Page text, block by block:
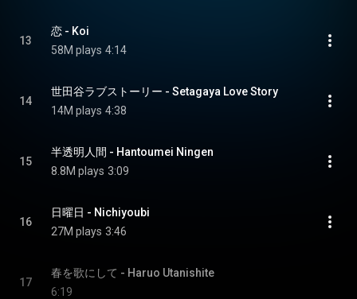
13
恋 - Koi
58M plays 4:14
14
世田谷ラブストーリー - Setagaya Love Story
14M plays 4:38
15
半透明人間 - Hantoumei Ningen
8.8M plays 3:09
16
日曜日 - Nichiyoubi
27M plays 3:46
17
春を歌にして - Haruo Utanishite
6:19